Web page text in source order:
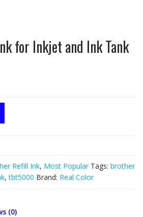
for Inkjet and Ink Tank
Refill Ink, Most Popular Tags: brother
,tbt5000 Brand: Real Color
(0)